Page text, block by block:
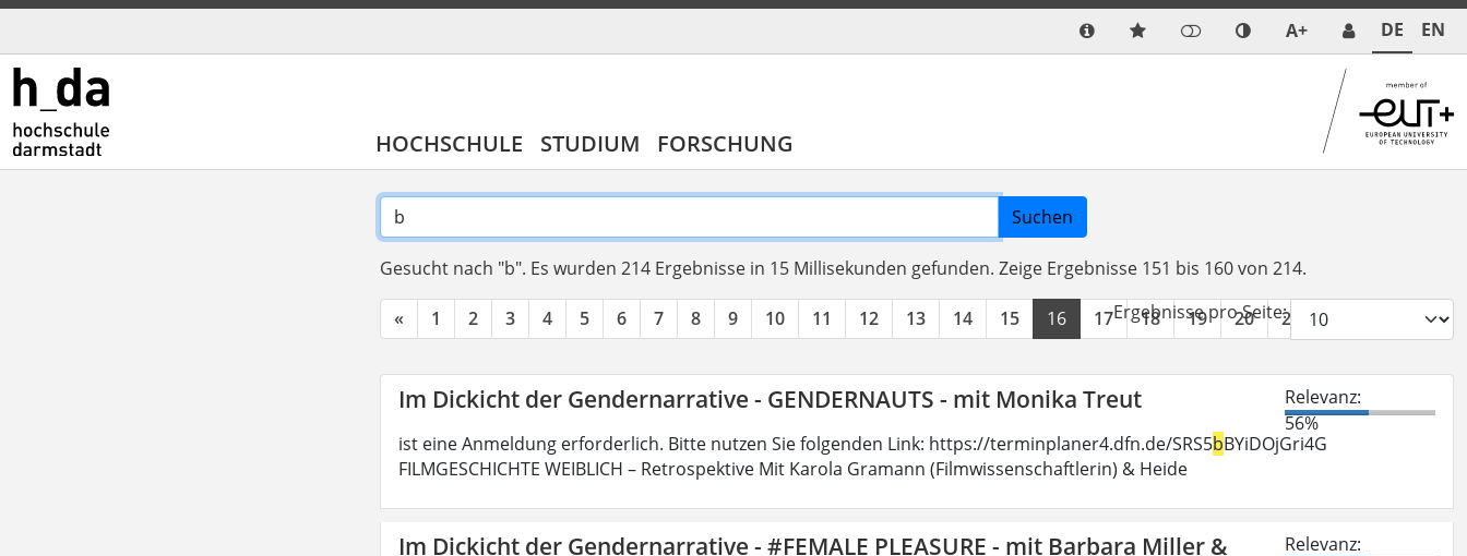
A+ DE EN
HOCHSCHULE STUDIUM FORSCHUNG
Suchen
Gesucht nach "b". Es wurden 214 Ergebnisse in 15 Millisekunden gefunden. Zeige Ergebnisse 151 bis 160 von 214.
« 1 2 3 4 5 6 7 8 9 10 11 12 13 14 15 16 17 18 19 20 21
Ergebnisse pro Seite:
Im Dickicht der Gendernarrative - GENDERNAUTS - mit Monika Treut
Relevanz:
56%
ist eine Anmeldung erforderlich. Bitte nutzen Sie folgenden Link: https://terminplaner4.dfn.de/SRS5bBYiDOjGri4G
FILMGESCHICHTE WEIBLICH – Retrospektive Mit Karola Gramann (Filmwissenschaftlerin) & Heide
Im Dickicht der Gendernarrative - #FEMALE PLEASURE - mit Barbara Miller &
Relevanz: